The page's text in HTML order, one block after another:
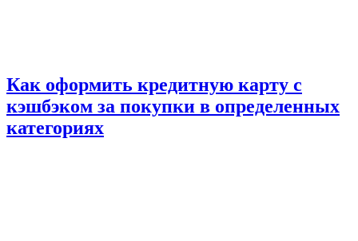
Как оформить кредитную карту с
кэшбэком за покупки в определенных
категориях